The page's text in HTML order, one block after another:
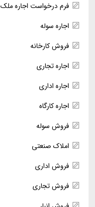
فرم درخواست اجاره ملک
اجاره سوله
فروش کارخانه
اجاره تجاری
اجاره اداری
اجاره کارگاه
فروش سوله
املاک صنعتی
فروش اداری
فروش تجاری